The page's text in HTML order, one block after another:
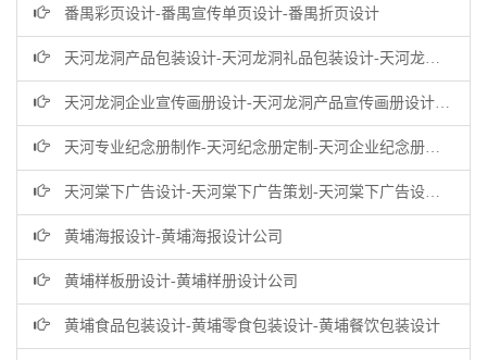
番禺彩页设计-番禺宣传单页设计-番禺折页设计
天河龙洞产品包装设计-天河龙洞礼品包装设计-天河龙洞商品包装设计公司
天河龙洞企业宣传画册设计-天河龙洞产品宣传画册设计-龙洞企业画册设计公司
天河专业纪念册制作-天河纪念册定制-天河企业纪念册设计公司
天河棠下广告设计-天河棠下广告策划-天河棠下广告设计公司
黄埔海报设计-黄埔海报设计公司
黄埔样板册设计-黄埔样册设计公司
黄埔食品包装设计-黄埔零食包装设计-黄埔餐饮包装设计